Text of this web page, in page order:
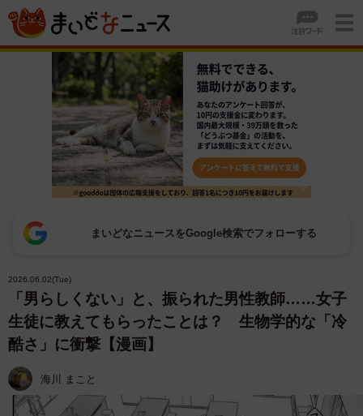
まいどなニュースをGoogle検索でフォローする
2026.06.02(Tue)
「男らしくない」と、振られた男性教師……女子
生徒に教えてもらったことは？ 生物学的な「冷
酷さ」に衝撃【漫画】
海川 まこと